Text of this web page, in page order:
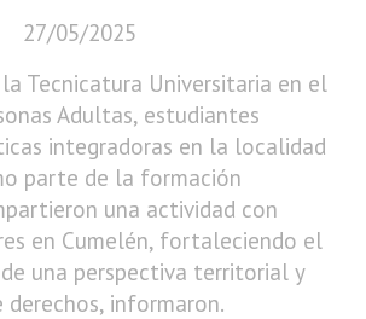
Tecnicatura Universitaria en el
Adultas, estudiantes
integradoras en la localidad
parte de la formación
una actividad con
en Cumelén, fortaleciendo el
una perspectiva territorial y
informaron.
27/05/2025